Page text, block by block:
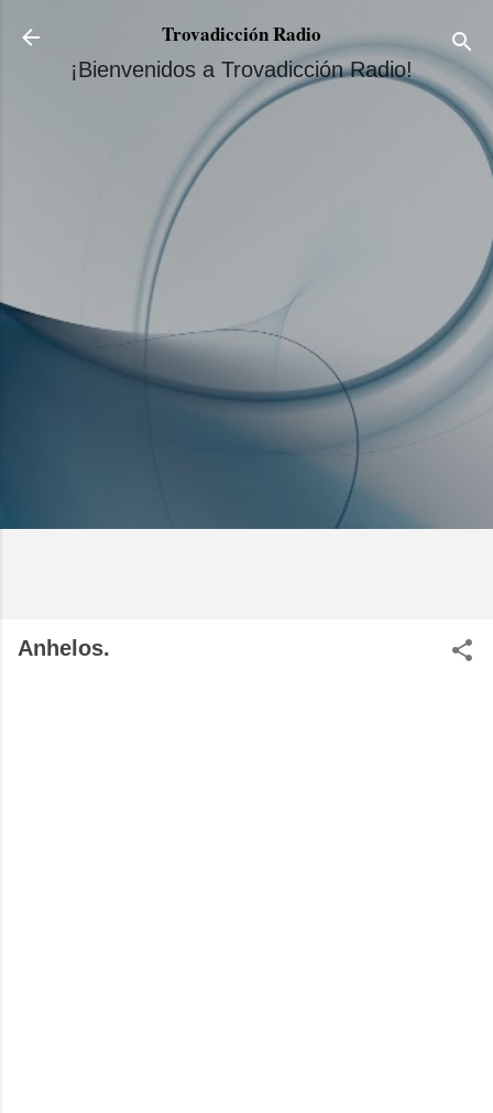
Ir al contenido principal
Trovadicción Radio
¡Bienvenidos a Trovadicción Radio!
Anhelos.